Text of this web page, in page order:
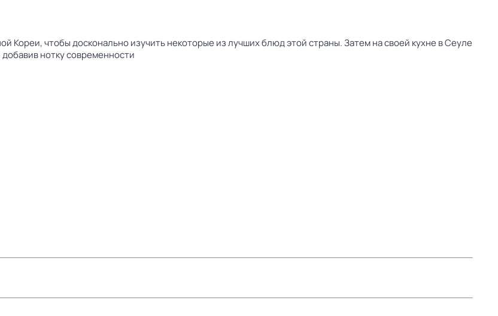
чтобы досконально изучить некоторые из лучших блюд этой страны. Затем на своей кухне в Сеуле
нотку современности